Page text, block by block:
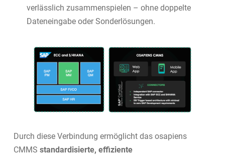
verlässlich zusammenspielen – ohne doppelte
Dateneingabe oder Sonderlösungen.
Durch diese Verbindung ermöglicht das osapiens
CMMS standardisierte, effiziente